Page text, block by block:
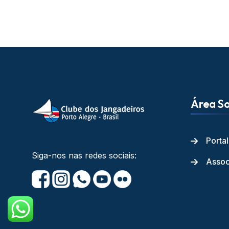
Siga-nos nas redes sociais:
Área